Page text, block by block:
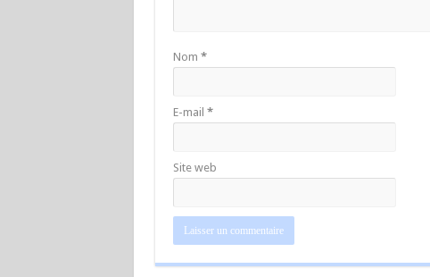
Nom *
E-mail *
Site web